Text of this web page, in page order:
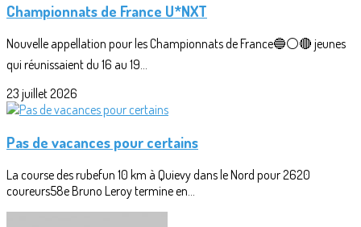
Championnats de France U*NXT
Nouvelle appellation pour les Championnats de France🔵⚪🔴 jeunes
qui réunissaient du 16 au 19...
23 juillet 2026
Pas de vacances pour certains
La course des rubefun 10 km à Quievy dans le Nord pour 2620
coureurs58e Bruno Leroy termine en...